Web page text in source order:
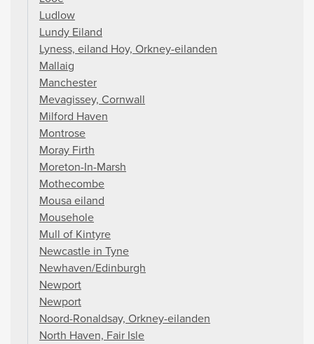
Ludlow
Lundy Eiland
Lyness, eiland Hoy, Orkney-eilanden
Mallaig
Manchester
Mevagissey, Cornwall
Milford Haven
Montrose
Moray Firth
Moreton-In-Marsh
Mothecombe
Mousa eiland
Mousehole
Mull of Kintyre
Newcastle in Tyne
Newhaven/Edinburgh
Newport
Newport
Noord-Ronaldsay, Orkney-eilanden
North Haven, Fair Isle